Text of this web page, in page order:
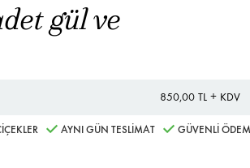
gül ve
850,00 TL + KDV
AYNI GÜN TESLİMAT GÜVENLİ